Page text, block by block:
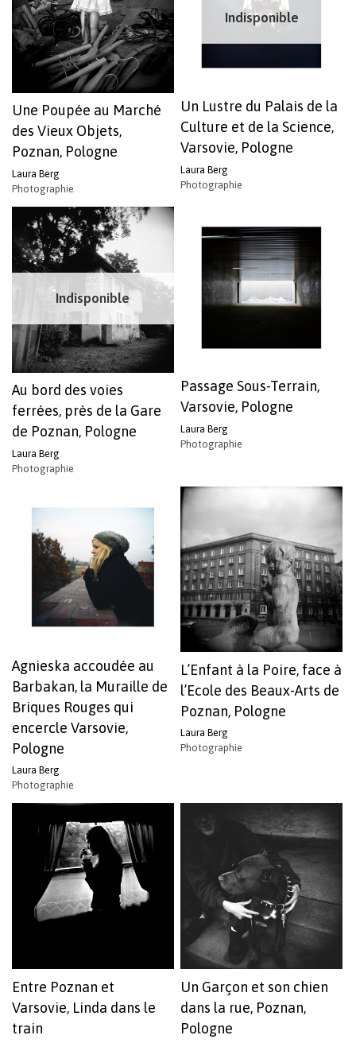
Votre panier est vide.
Revenir à l'Artotek
Une Poupée au Marché
des Vieux Objets,
Poznan, Pologne
Laura Berg
Photographie
Indisponible
Un Lustre du Palais de la
Culture et de la Science,
Varsovie, Pologne
Laura Berg
Photographie
Indisponible
Au bord des voies
ferrées, près de la Gare
de Poznan, Pologne
Laura Berg
Photographie
Passage Sous-Terrain,
Varsovie, Pologne
Laura Berg
Photographie
Agnieska accoudée au
Barbakan, la Muraille de
Briques Rouges qui
encercle Varsovie,
Pologne
Laura Berg
Photographie
L’Enfant à la Poire, face à
l’Ecole des Beaux-Arts de
Poznan, Pologne
Laura Berg
Photographie
Entre Poznan et
Varsovie, Linda dans le
train
Un Garçon et son chien
dans la rue, Poznan,
Pologne